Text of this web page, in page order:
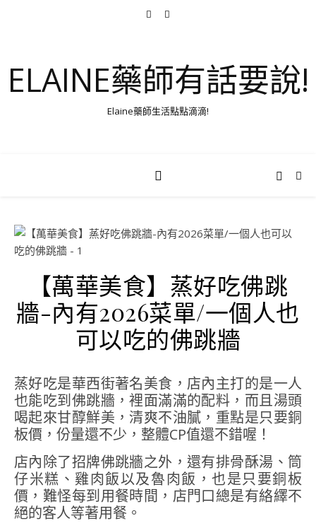
ELAINE藥師有話要說!
Elaine藥師生活點點滴滴!
【萬華美食】蒸好吃佛跳
牆-內有2026菜單/一個人也
可以吃的佛跳牆
蒸好吃是華西街著名美食，店內主打的是一人
也能吃到佛跳牆，裡面滿滿的配料，而且湯頭
喝起來甘醇鮮美，清爽不油膩，重點是只要銅
板價，份量還不少，整體CP值還不錯喔！
店內除了招牌佛跳牆之外，還有排骨酥湯、筒
仔米糕、雞肉飯以及魯肉飯，也是只要銅板
價，難怪每到用餐時間，店門口總是有絡繹不
絕的客人等著用餐。